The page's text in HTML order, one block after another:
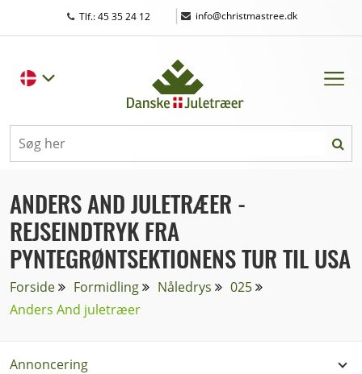
Tlf.: 45 35 24 12 | info@christmastree.dk
ANDERS AND JULETRÆER -
REJSEINDTRYK FRA
PYNTEGRØNTSEKTIONENS TUR TIL USA
Forside Formidling Nåledrys
025
Anders And juletræer
Annoncering